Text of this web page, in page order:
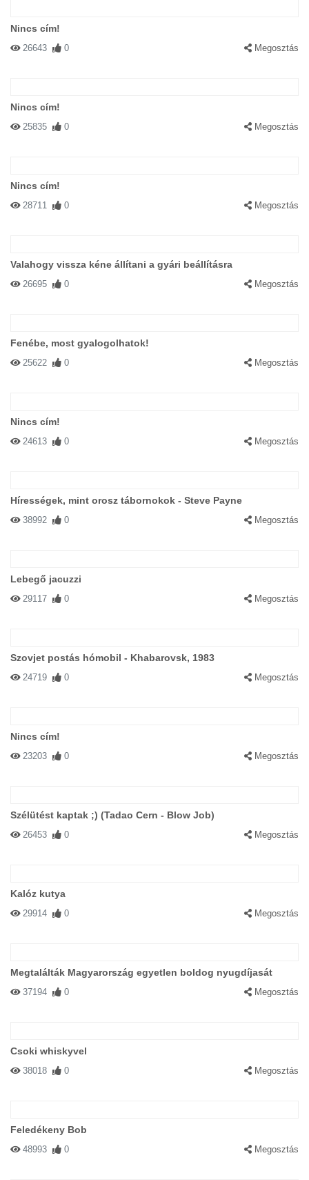
Nincs cím!
26643 0 Megosztás
Nincs cím!
25835 0 Megosztás
Nincs cím!
28711 0 Megosztás
Valahogy vissza kéne állítani a gyári beállításra
26695 0 Megosztás
Fenébe, most gyalogolhatok!
25622 0 Megosztás
Nincs cím!
24613 0 Megosztás
Hírességek, mint orosz tábornokok - Steve Payne
38992 0 Megosztás
Lebegő jacuzzi
29117 0 Megosztás
Szovjet postás hómobil - Khabarovsk, 1983
24719 0 Megosztás
Nincs cím!
23203 0 Megosztás
Szélütést kaptak ;) (Tadao Cern - Blow Job)
26453 0 Megosztás
Kalóz kutya
29914 0 Megosztás
Megtalálták Magyarország egyetlen boldog nyugdíjasát
37194 0 Megosztás
Csoki whiskyvel
38018 0 Megosztás
Feledékeny Bob
48993 0 Megosztás